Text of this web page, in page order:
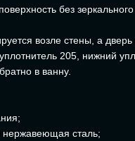
без
возле стены, а
205, нижний
в ванну.
сталь;